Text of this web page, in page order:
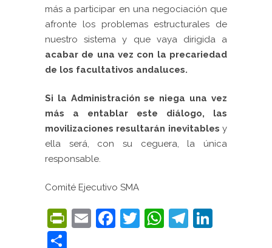
más a participar en una negociación que
afronte los problemas estructurales de
nuestro sistema y que vaya dirigida a
acabar de una vez con la precariedad
de los facultativos andaluces.
Si la Administración se niega una vez
más a entablar este diálogo, las
movilizaciones resultarán inevitables y
ella será, con su ceguera, la única
responsable.
Comité Ejecutivo SMA
PrintFriendly
EmailFacebook
Twitter
WhatsApp